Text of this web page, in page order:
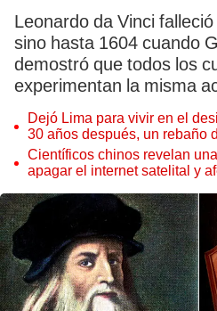
Leonardo da Vinci
sino hasta 1604 cuando
demostró que todos los
experimentan la misma
Dejó Lima para vivir en el
30 años después, un rebaño
sorprendente ecosistema
Científicos chinos revelan
apagar el internet satelital y